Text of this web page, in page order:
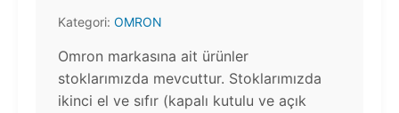
Kategori: OMRON
Omron markasına ait ürünler
stoklarımızda mevcuttur. Stoklarımızda
ikinci el ve sıfır (kapalı kutulu ve açık